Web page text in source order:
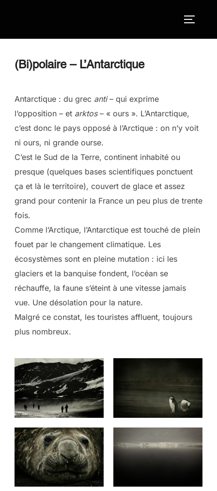
(Bi)polaire – L’Antarctique
Antarctique : du grec anti– qui exprime
l’opposition – et arktos– « ours ». L’Antarctique,
c’est donc le pays opposé à l’Arctique : on n’y voit
ni ours, ni grande ourse.
C’est le Sud de la Terre, continent inhabité ou
presque (quelques bases scientifiques ponctuent
ça et là le territoire), couvert de glace et assez
grand pour contenir la France un peu plus de trente
fois.
Comme l’Arctique, l’Antarctique est touché de plein
fouet par le changement climatique. Les
écosystèmes sont en pleine mutation : ici les
glaciers et la banquise fondent, l’océan se
réchauffe, la faune s’éteint à une vitesse jamais
vue. Une désolation pour la nature.
Malgré ce constat, les touristes affluent, toujours
plus nombreux.